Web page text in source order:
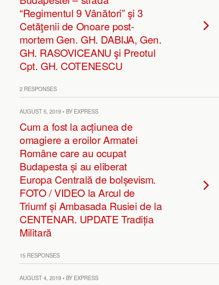
“Regimentul 9 Vânători” şi 3
Cetăţenii de Onoare post-
mortem Gen. GH. DABIJA, Gen.
GH. RASOVICEANU şi Preotul
Cpt. GH. COTENESCU
2 RESPONSES
AUGUST 5, 2019 • BY EXPRESS
Cum a fost la acțiunea de
omagiere a eroilor Armatei
Române care au ocupat
Budapesta și au eliberat
Europa Centrală de bolșevism.
FOTO / VIDEO la Arcul de
Triumf și Ambasada Rusiei de la
CENTENAR. UPDATE Tradiția
Militară
15 RESPONSES
AUGUST 4, 2019 • BY EXPRESS